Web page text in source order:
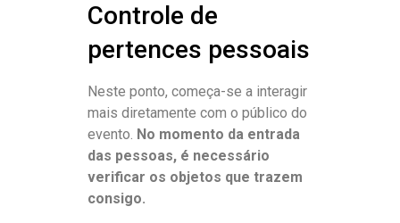
Controle de
pertences pessoais
Neste ponto, começa-se a interagir
mais diretamente com o público do
evento. No momento da entrada
das pessoas, é necessário
verificar os objetos que trazem
consigo.